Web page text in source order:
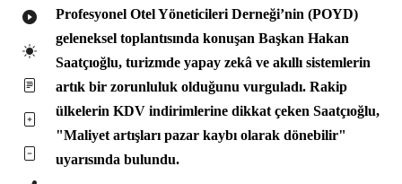
Profesyonel Otel Yöneticileri Derneği’nin (POYD)
geleneksel toplantısında konuşan Başkan Hakan
Saatçıoğlu, turizmde yapay zekâ ve akıllı sistemlerin
artık bir zorunluluk olduğunu vurguladı. Rakip
ülkelerin KDV indirimlerine dikkat çeken Saatçıoğlu,
"Maliyet artışları pazar kaybı olarak dönebilir"
uyarısında bulundu.